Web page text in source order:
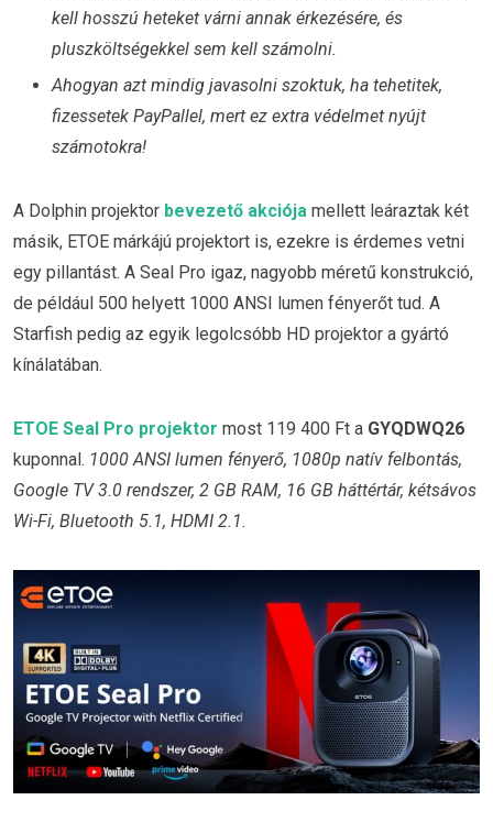
kell hosszú heteket várni annak érkezésére, és
pluszköltségekkel sem kell számolni.
Ahogyan azt mindig javasolni szoktuk, ha tehetitek,
fizessetek PayPallel, mert ez extra védelmet nyújt
számotokra!
A Dolphin projektor bevezető akciója mellett leáraztak két
másik, ETOE márkájú projektort is, ezekre is érdemes vetni
egy pillantást. A Seal Pro igaz, nagyobb méretű konstrukció,
de például 500 helyett 1000 ANSI lumen fényerőt tud. A
Starfish pedig az egyik legolcsóbb HD projektor a gyártó
kínálatában.
ETOE Seal Pro projektor most 119 400 Ft a GYQDWQ26
kuponnal. 1000 ANSI lumen fényerő, 1080p natív felbontás,
Google TV 3.0 rendszer, 2 GB RAM, 16 GB háttértár, kétsávos
Wi-Fi, Bluetooth 5.1, HDMI 2.1.